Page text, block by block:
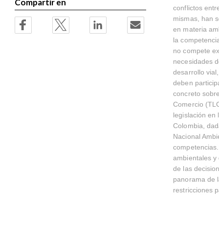
conflictos
mismas, han
en materia
la
no compete
necesidades
desarrollo
deben
concreto
Comercio
legislación en
Colombia,
Nacional
ambientales y
de las
panorama de
restricciones
Compartir en